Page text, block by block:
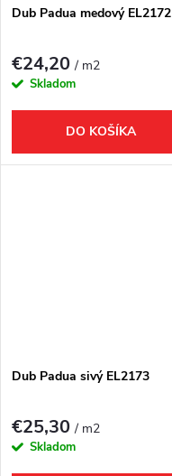
Dub Padua medový EL2172
€24,20/ m2
Skladom
DO KOŠÍKA
Dub Padua sivý EL2173
€25,30/ m2
Skladom